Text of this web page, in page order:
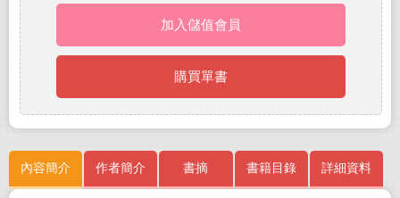
加入儲值會員
購買單書
內容簡介 作者簡介 書摘 書籍目錄 詳細資料